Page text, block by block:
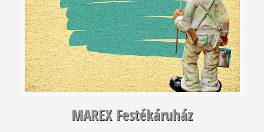
MAREX Festékáruház